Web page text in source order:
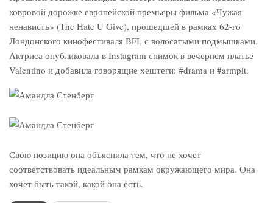
ковровой дорожке европейской премьеры фильма «Чужая
ненависть» (The Hate U Give), прошедшей в рамках 62-го
Лондонского кинофестиваля BFI, с волосатыми подмышками.
Актриса опубликовала в Instagram снимок в вечернем платье
Valentino и добавила говорящие хештеги: #drama и #armpit.
Свою позицию она объяснила тем, что не хочет
соответствовать идеальным рамкам окружающего мира. Она
хочет быть такой, какой она есть.